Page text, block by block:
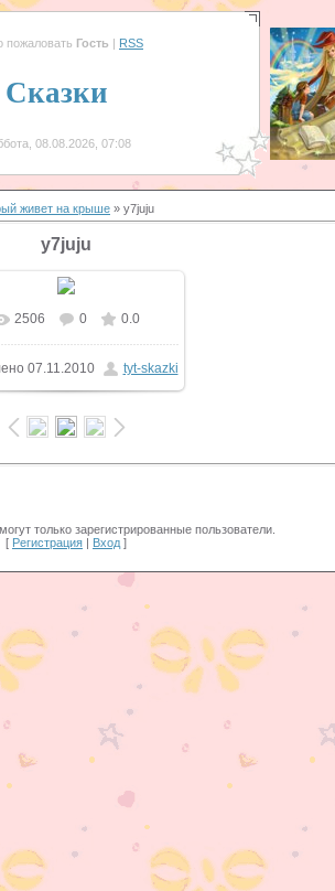
пожаловать Гость | RSS
Сказки
08.08.2026, 07:08
живет на крыше » y7juju
y7juju
2506 0 0.0
07.11.2010 tyt-skazki
только зарегистрированные пользователи.
[ Регистрация | Вход ]